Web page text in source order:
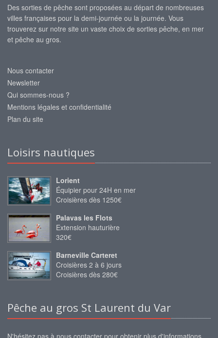
Des sorties de pêche sont proposées au départ de nombreuses
villes françaises pour la demi-journée ou la journée. Vous
trouverez sur notre site un vaste choix de sorties pêche, en mer
et pêche au gros.
Nous contacter
Newsletter
Qui sommes-nous ?
Mentions légales et confidentialité
Plan du site
Loisirs nautiques
Lorient
Équipier pour 24H en mer
Croisières dès 1250€
Palavas les Flots
Extension hauturière
320€
Barneville Carteret
Croisières 2 à 6 jours
Croisières dès 280€
Pêche au gros St Laurent du Var